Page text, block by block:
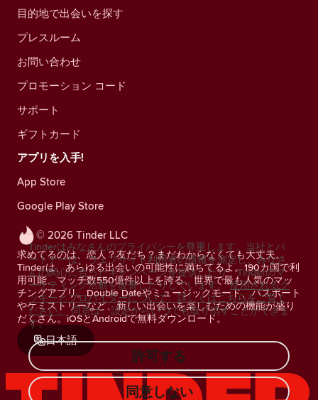
© 2026 Tinder LLC
求めてるのは、恋人？友だち？まだわからなくても大丈夫。
Tinderは、あらゆる出会いの可能性に満ちてるよ。190カ国で利
用可能、マッチ数550億件以上を誇る、世界で最も人気のマッ
チングアプリ。Double Dateやミュージックモード、パスポート
やケミストリーなど、新しい出会いを楽しむための機能が盛り
だくさん。iOSとAndroidで無料ダウンロード。
日本語
目的地で出会いを探す
プレスルーム
お問い合わせ
プロモーション コード
サポート
ギフトカード
アプリを入手!
App Store
Google Play Store
Tinderはみなさんのプライバシーを尊重します。当社とパ
ートナーは、ウェブサイト利用者の情報を測定し、みなさ
んの関心に合ったキャンペーンを提供したり、Tinderのマ
ーケティング活動を改善したりしています。 使用されるク
ッキーとプロバイダーについて、詳しくはこちらをご覧く
ださい。 同意は、設定からいつでも取り消すことができま
す。
許可する
同意しない